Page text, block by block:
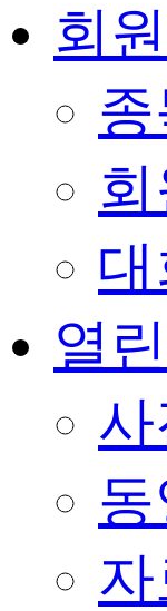
회
열
자